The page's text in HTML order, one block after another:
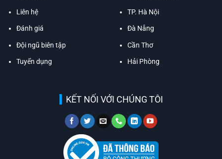
Liên hệ
Đánh giá
Đội ngũ biên tập
Tuyển dụng
TP. Hà Nội
Đà Nẵng
Cần Thơ
Hải Phòng
KẾT NỐI VỚI CHÚNG TÔI